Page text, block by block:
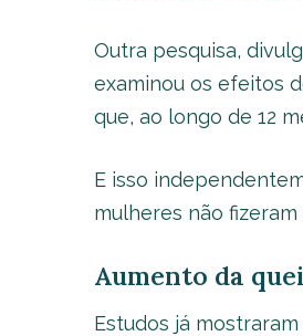
Outra pesquisa,
examinou os efeitos
que, ao longo de 12
E isso
mulheres não
Aumento da
Estudos já